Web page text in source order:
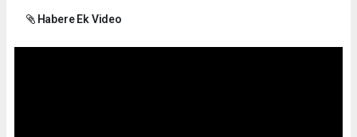
Habere Ek Video